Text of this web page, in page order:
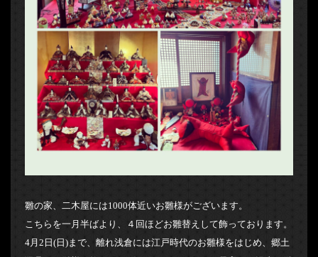
雛の家、二木屋には1000体近いお雛様がございます。
こちらを一月半ばより、４回ほどお雛替えして飾っております。
4月2日(日)まで、離れ浅倉には江戸時代のお雛様をはじめ、郷土